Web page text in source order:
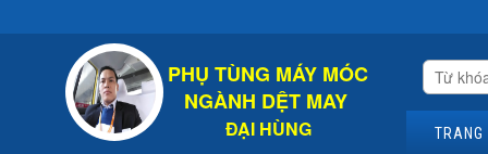
PHỤ TÙNG MÁY MÓC
NGÀNH DỆT MAY
ĐẠI HÙNG TRANG